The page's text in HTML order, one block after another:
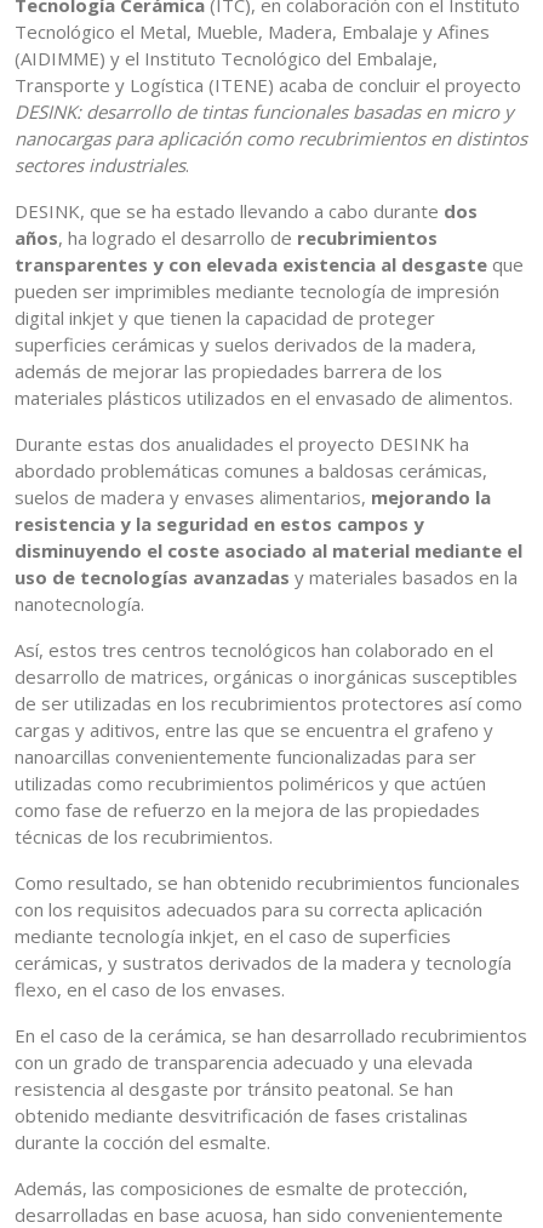
Tecnología Cerámica (ITC), en colaboración con el Instituto
Tecnológico el Metal, Mueble, Madera, Embalaje y Afines
(AIDIMME) y el Instituto Tecnológico del Embalaje,
Transporte y Logística (ITENE) acaba de concluir el proyecto
DESINK: desarrollo de tintas funcionales basadas en micro y
nanocargas para aplicación como recubrimientos en distintos
sectores industriales.
DESINK, que se ha estado llevando a cabo durante dos
años, ha logrado el desarrollo de recubrimientos
transparentes y con elevada existencia al desgaste que
pueden ser imprimibles mediante tecnología de impresión
digital inkjet y que tienen la capacidad de proteger
superficies cerámicas y suelos derivados de la madera,
además de mejorar las propiedades barrera de los
materiales plásticos utilizados en el envasado de alimentos.
Durante estas dos anualidades el proyecto DESINK ha
abordado problemáticas comunes a baldosas cerámicas,
suelos de madera y envases alimentarios, mejorando la
resistencia y la seguridad en estos campos y
disminuyendo el coste asociado al material mediante el
uso de tecnologías avanzadas y materiales basados en la
nanotecnología.
Así, estos tres centros tecnológicos han colaborado en el
desarrollo de matrices, orgánicas o inorgánicas susceptibles
de ser utilizadas en los recubrimientos protectores así como
cargas y aditivos, entre las que se encuentra el grafeno y
nanoarcillas convenientemente funcionalizadas para ser
utilizadas como recubrimientos poliméricos y que actúen
como fase de refuerzo en la mejora de las propiedades
técnicas de los recubrimientos.
Como resultado, se han obtenido recubrimientos funcionales
con los requisitos adecuados para su correcta aplicación
mediante tecnología inkjet, en el caso de superficies
cerámicas, y sustratos derivados de la madera y tecnología
flexo, en el caso de los envases.
En el caso de la cerámica, se han desarrollado recubrimientos
con un grado de transparencia adecuado y una elevada
resistencia al desgaste por tránsito peatonal. Se han
obtenido mediante desvitrificación de fases cristalinas
durante la cocción del esmalte.
Además, las composiciones de esmalte de protección,
desarrolladas en base acuosa, han sido convenientemente